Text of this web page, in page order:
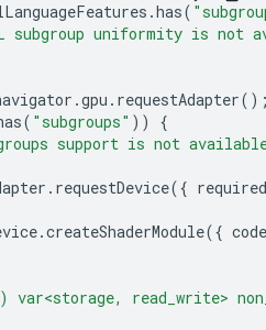
.has(
subgroup uniformity is not
.gpu . requestAdapter
( "subgroups" ))
{
support is not
. requestDevice({
.createShaderModule({ code
var<storage, read_write>